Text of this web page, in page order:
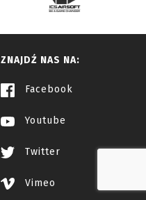
ZNAJDŹ NAS NA:
Facebook
Youtube
Twitter
Vimeo